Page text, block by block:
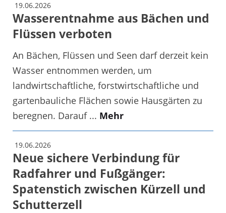
19.06.2026
Wasserentnahme aus Bächen und
Flüssen verboten
An Bächen, Flüssen und Seen darf derzeit kein
Wasser entnommen werden, um
landwirtschaftliche, forstwirtschaftliche und
gartenbauliche Flächen sowie Hausgärten zu
beregnen. Darauf ... Mehr
19.06.2026
Neue sichere Verbindung für
Radfahrer und Fußgänger:
Spatenstich zwischen Kürzell und
Schutterzell